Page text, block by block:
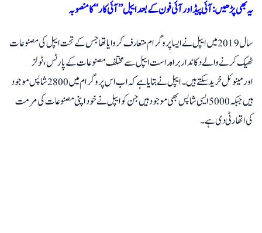
یہ بھی پڑھیں: آئی پیڈ اور آئی فون کے بعد ایپل ’’آئی کار‘‘ کا منصوبہ
سال 2019 میں ایپل نے ایسا پروگرام متعارف کروایا تھا جس کے تحت ایپل کی مصنوعات
ٹھیک کرنےوالےدکاندار براہ راست ایپل سے مختلف مصنوعات کےپارٹس،ٹولز
اورمینوئل خریدسکتے ہیں۔ ایپل نے بتایا ہے کہ اب اس پروگرام میں 2800 شاپس موجود
ہیں جبکہ 5000 ایسی شاپس بھی موجود ہیں جن کو ایپل نے خود اپنی مصنوعات کی مرمت
کی اتھارٹی دی ہے۔